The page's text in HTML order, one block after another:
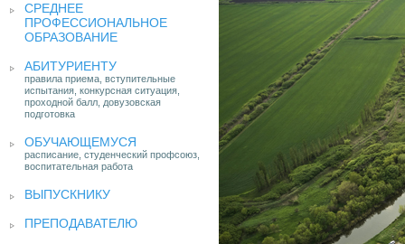
СРЕДНЕЕ
ПРОФЕССИОНАЛЬНОЕ
ОБРАЗОВАНИЕ
АБИТУРИЕНТУ
правила приема, вступительные
испытания, конкурсная ситуация,
проходной балл, довузовская
подготовка
ОБУЧАЮЩЕМУСЯ
расписание, студенческий профсоюз,
воспитательная работа
ВЫПУСКНИКУ
ПРЕПОДАВАТЕЛЮ